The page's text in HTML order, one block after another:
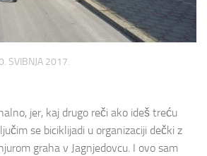
SVIBNJA 2017.
jer, kaj drugo reči ako ideš treću
se biciklijadi u organizaciji dečki z
graha v Jagnjedovcu. I ovo sam